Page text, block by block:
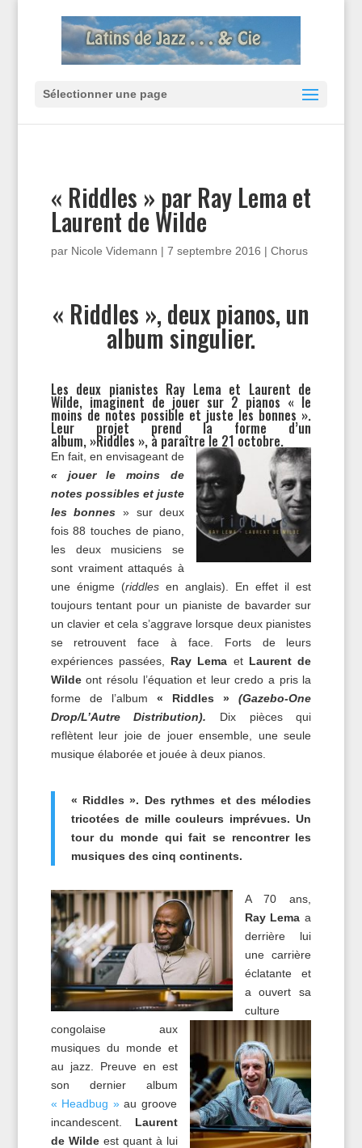
Sélectionner une page
« Riddles » par Ray Lema et
Laurent de Wilde
par Nicole Videmann | 7 septembre 2016 | Chorus
« Riddles », deux pianos, un
album singulier.
Les deux pianistes Ray Lema et Laurent de
Wilde, imaginent de jouer sur 2 pianos « le
moins de notes possible et juste les bonnes ».
Leur projet prend la forme d’un
album, »Riddles », à paraître le 21 octobre.
En fait, en envisageant de
« jouer le moins de
notes possibles et juste
les bonnes » sur deux
fois 88 touches de piano,
les deux musiciens se
sont vraiment attaqués à
une énigme (riddlesen anglais). En effet il est
toujours tentant pour un pianiste de bavarder sur
un clavier et cela s’aggrave lorsque deux pianistes
se retrouvent face à face. Forts de leurs
expériences passées, Ray Lema et Laurent de
Wildeont résolu l’équation et leur credo a pris la
forme de l’album « Riddles »
(Gazebo-One
Drop/L’Autre Distribution). Dix pièces qui
reflètent leur joie de jouer ensemble, une seule
musique élaborée et jouée à deux pianos.
« Riddles ». Des rythmes et des mélodies
tricotées de mille couleurs imprévues. Un
tour du monde qui fait se rencontrer les
musiques des cinq continents.
A 70 ans,
Ray Lema a
derrière lui
une carrière
éclatante et
a ouvert sa
culture
congolaise aux
musiques du monde et
au jazz. Preuve en est
son dernier album
« Headbug »au groove
incandescent. Laurent
de Wildeest quant à lui